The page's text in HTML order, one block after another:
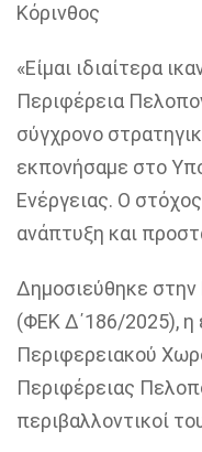
Κόρινθος
«Είμαι ιδιαίτερα
Περιφέρεια
σύγχρονο
εκπονήσαμε στο
Ενέργειας. Ο στόχος
ανάπτυξη και
Δημοσιεύθηκε
(ΦΕΚ Δ΄186/2025), η
Περιφερειακού
Περιφέρειας
περιβαλλοντικοί